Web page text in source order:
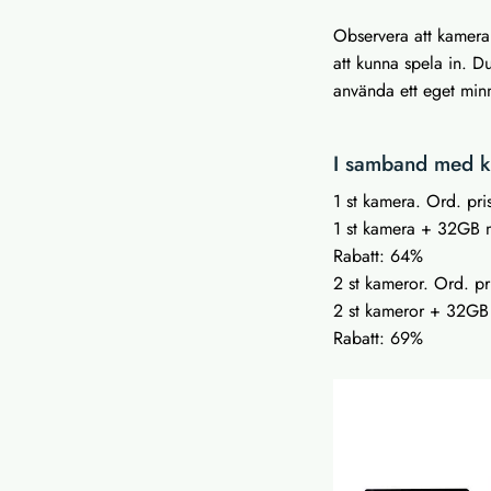
Observera att
att kunna spela in.
använda ett eget
I samband med
1 st kamera. Ord.
1 st kamera +
Rabatt: 64%
2 st kameror. Ord.
2 st kameror +
Rabatt: 69%